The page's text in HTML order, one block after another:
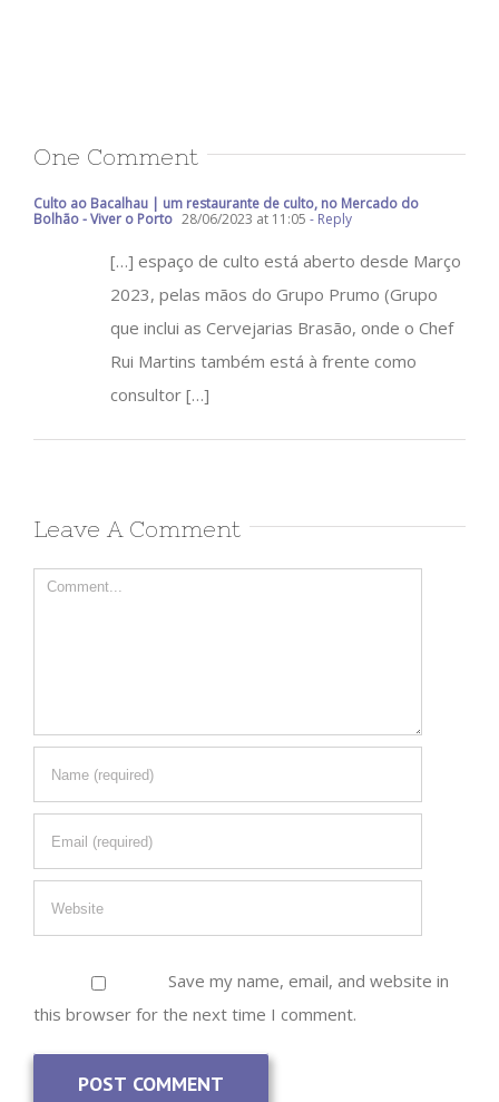
One Comment
Culto ao Bacalhau | um restaurante de culto, no Mercado do
Bolhão - Viver o Porto 28/06/2023 at 11:05 - Reply
[…] espaço de culto está aberto desde Março
2023, pelas mãos do Grupo Prumo (Grupo
que inclui as Cervejarias Brasão, onde o Chef
Rui Martins também está à frente como
consultor […]
Leave A Comment
Comment
Save my name, email, and website in
this browser for the next time I comment.